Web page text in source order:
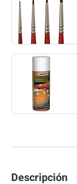
Descripción